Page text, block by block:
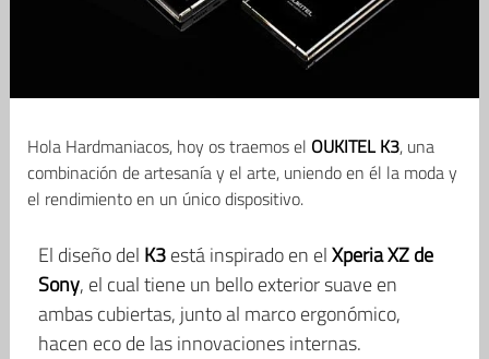
Hola Hardmaniacos, hoy os traemos el OUKITEL K3, una
combinación de artesanía y el arte, uniendo en él la moda y
el rendimiento en un único dispositivo.
El diseño del K3está inspirado en elXperia XZ de
Sony, el cual tiene un bello exterior suave en
ambas cubiertas, junto al marco ergonómico,
hacen eco de las innovaciones internas.